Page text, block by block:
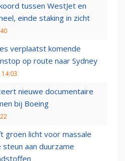
tussen WestJet en
einde staking in zicht
verplaatst komende
op route naar Sydney
nieuwe documentaire
bij Boeing
groen licht voor massale
aan duurzame